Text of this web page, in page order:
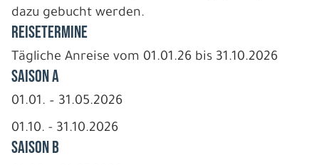
dazu gebucht werden.
REISETERMINE
Tägliche Anreise vom 01.01.26 bis 31.10.2026
Saison A
01.01. – 31.05.2026
01.10. - 31.10.2026
Saison B